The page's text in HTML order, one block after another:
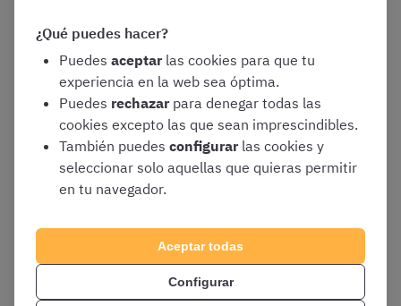
Os recordamos que tenemos disponible una base de
datos de preguntasmás de 2.800 preguntas tipo test
del Código Penal clasificadas por libros y por títulos
para que repaséis todos los artículos del Código. Podéis
probar de manera gratuita nuestra DEMO del Código
Penal con solo registraros en OpositaTest.
¡Ánimo con el estudio!
El equipo de OpositaTest
¿Qué puedes hacer?
Puedes aceptar las cookies para que tu
experiencia en la web sea óptima.
Puedes rechazar para denegar todas las
cookies excepto las que sean imprescindibles.
También puedes configurar las cookies y
seleccionar solo aquellas que quieras permitir
en tu navegador.
Aceptar todas
Configurar